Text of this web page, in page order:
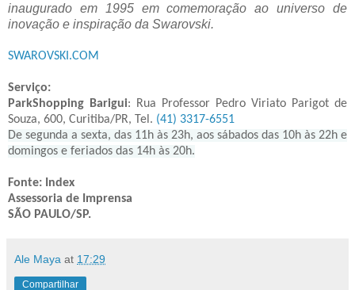
inaugurado em 1995 em comemoração ao universo de
inovação e inspiração da Swarovski.
SWAROVSKI.COM
Serviço:
ParkShopping Barigui: Rua Professor Pedro Viriato Parigot de
Souza, 600, Curitiba/PR, Tel. (41) 3317-6551
De segunda a sexta, das 11h às 23h, aos sábados das 10h às 22h e
domingos e feriados das 14h às 20h.
Fonte: Index
Assessoria de Imprensa
SÃO PAULO/SP.
Ale Maya at 17:29
Compartilhar